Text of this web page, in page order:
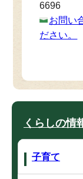
6696
お問い
ださい。
くらしの情
子育て